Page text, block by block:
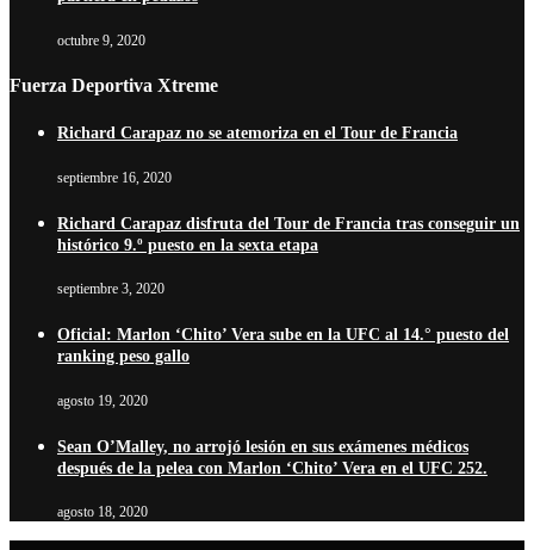
octubre 9, 2020
Fuerza Deportiva Xtreme
Richard Carapaz no se atemoriza en el Tour de Francia
septiembre 16, 2020
Richard Carapaz disfruta del Tour de Francia tras conseguir un
histórico 9.º puesto en la sexta etapa
septiembre 3, 2020
Oficial: Marlon ‘Chito’ Vera sube en la UFC al 14.° puesto del
ranking peso gallo
agosto 19, 2020
Sean O’Malley, no arrojó lesión en sus exámenes médicos
después de la pelea con Marlon ‘Chito’ Vera en el UFC 252.
agosto 18, 2020